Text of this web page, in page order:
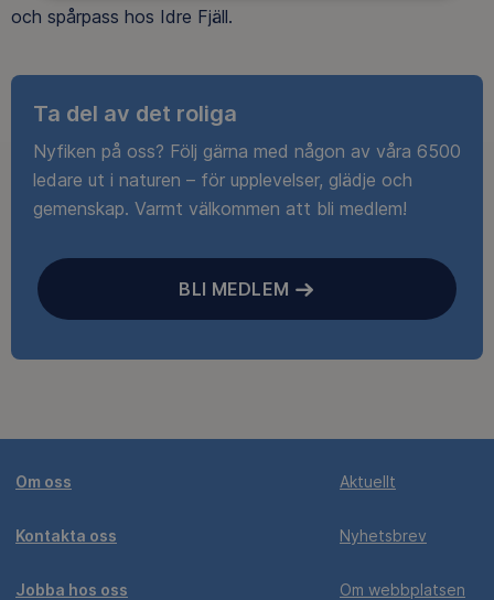
och spårpass hos Idre Fjäll.
Ta del av det roliga
Nyfiken på oss? Följ gärna med någon av våra 6500
ledare ut i naturen – för upplevelser, glädje och
gemenskap. Varmt välkommen att bli medlem!
BLI MEDLEM
Om oss
Kontakta oss
Jobba hos oss
Aktuellt
Nyhetsbrev
Om webbplatsen